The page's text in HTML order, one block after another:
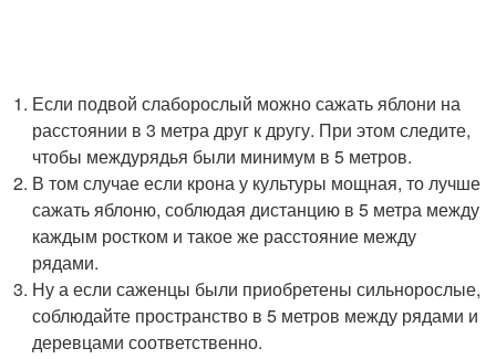
Если подвой слаборослый можно сажать яблони на
расстоянии в 3 метра друг к другу. При этом следите,
чтобы междурядья были минимум в 5 метров.
В том случае если крона у культуры мощная, то лучше
сажать яблоню, соблюдая дистанцию в 5 метра между
каждым ростком и такое же расстояние между
рядами.
Ну а если саженцы были приобретены сильнорослые,
соблюдайте пространство в 5 метров между рядами и
деревцами соответственно.